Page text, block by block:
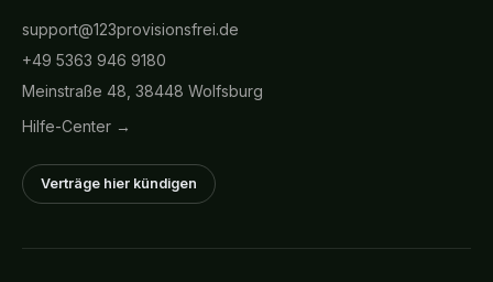
support@123provisionsfrei.de
+49 5363 946 9180
Meinstraße 48, 38448 Wolfsburg
Hilfe-Center →
Verträge hier kündigen